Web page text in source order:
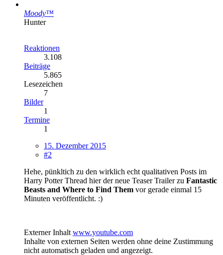
Moody™
Hunter
Reaktionen
3.108
Beiträge
5.865
Lesezeichen
7
Bilder
1
Termine
1
15. Dezember 2015
#2
Hehe, pünkltich zu den wirklich echt qualitativen Posts im
Harry Potter Thread hier der neue Teaser Trailer zu Fantastic
Beasts and Where to Find Them vor gerade einmal 15
Minuten veröffentlicht. :)
Externer Inhalt www.youtube.com
Inhalte von externen Seiten werden ohne deine Zustimmung
nicht automatisch geladen und angezeigt.